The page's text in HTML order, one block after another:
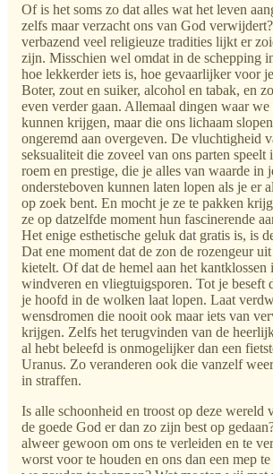
Of is het soms zo dat alles wat het leven
zelfs maar verzacht ons van God
verbazend veel religieuze tradities lijkt er
zijn. Misschien wel omdat in de schepping
hoe lekkerder iets is, hoe gevaarlijker voor
Boter, zout en suiker, alcohol en tabak, en
even verder gaan. Allemaal dingen waar we
kunnen krijgen, maar die ons lichaam
ongeremd aan overgeven. De vluchtigheid
seksualiteit die zoveel van ons parten speelt
roem en prestige, die je alles van waarde in
ondersteboven kunnen laten lopen als je er
op zoek bent. En mocht je ze te pakken
ze op datzelfde moment hun fascinerende
Het enige esthetische geluk dat gratis is, is
Dat ene moment dat de zon de rozengeur
kietelt. Of dat de hemel aan het kantklossen
windveren en vliegtuigsporen. Tot je beseft
je hoofd in de wolken laat lopen. Laat
wensdromen die nooit ook maar iets van
krijgen. Zelfs het terugvinden van de
al hebt beleefd is onmogelijker dan een
Uranus. Zo veranderen ook die vanzelf
in straffen.
Is alle schoonheid en troost op deze wereld
de goede God er dan zo zijn best op
alweer gewoon om ons te verleiden en te
worst voor te houden en ons dan een mep